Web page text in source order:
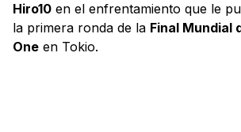
Hiro10 en el enfrentamiento que le
la primera ronda de la Final Mundial
One en Tokio.